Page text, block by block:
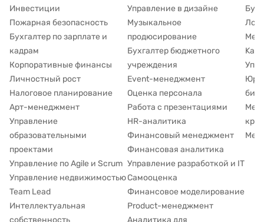
Инвестиции
Пожарная безопасность
Бухгалтер по зарплате и
кадрам
Корпоративные финансы
Личностный рост
Налоговое планирование
Арт-менеджмент
Управление
образовательными
проектами
Управление по Agile и Scrum
Управление недвижимостью
Team Lead
Интеллектуальная
собственность
Управление в дизайне
Музыкальное
продюсирование
Бухгалтер бюджетного
учреждения
Event-менеджмент
Оценка персонала
Работа с презентациями
HR-аналитика
Финансовый менеджмент
Финансовая аналитика
Управление разработкой и IT
Самооценка
Финансовое моделирование
Product-менеджмент
Аналитика для